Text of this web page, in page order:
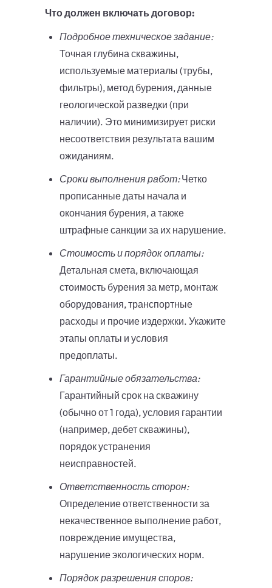
Что должен включать договор:
Подробное техническое задание:
Точная глубина скважины,
используемые материалы (трубы,
фильтры), метод бурения, данные
геологической разведки (при
наличии). Это минимизирует риски
несоответствия результата вашим
ожиданиям.
Сроки выполнения работ:Четко
прописанные даты начала и
окончания бурения, а также
штрафные санкции за их нарушение.
Стоимость и порядок оплаты:
Детальная смета, включающая
стоимость бурения за метр, монтаж
оборудования, транспортные
расходы и прочие издержки. Укажите
этапы оплаты и условия
предоплаты.
Гарантийные обязательства:
Гарантийный срок на скважину
(обычно от 1 года), условия гарантии
(например, дебет скважины),
порядок устранения
неисправностей.
Ответственность сторон:
Определение ответственности за
некачественное выполнение работ,
повреждение имущества,
нарушение экологических норм.
Порядок разрешения споров: